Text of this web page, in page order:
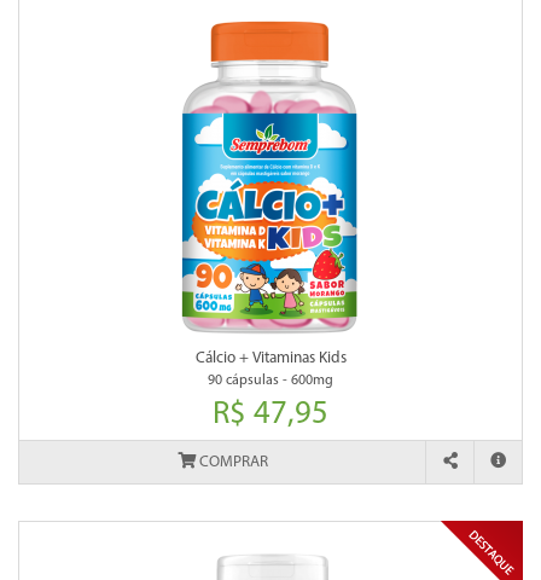
Cálcio + Vitaminas Kids
90 cápsulas - 600mg
R$ 47,95
COMPRAR